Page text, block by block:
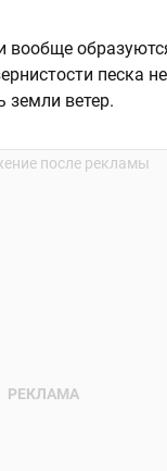
вообще
песка
земли ветер.